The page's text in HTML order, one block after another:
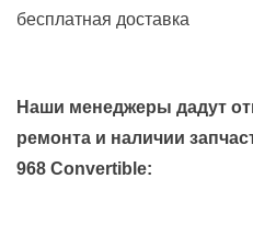
бесплатная доставка
Наши менеджеры дадут
ремонта и наличии
968 Convertible: